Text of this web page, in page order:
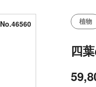
No.46560 植物
四